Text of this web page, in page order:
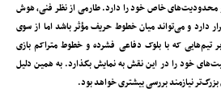
و محدودیت‌های خاص خود را دارد. طارمی از نظر فنی، هوش
دارد و می‌تواند میان خطوط حریف مؤثر باشد اما از سوی
تیم‌هایی که با بلوک دفاعی فشرده و خطوط متراکم بازی
خود را در این نقش به نمایش بگذارد. به همین دلیل
نیازمند بررسی بیشتری خواهد بود.